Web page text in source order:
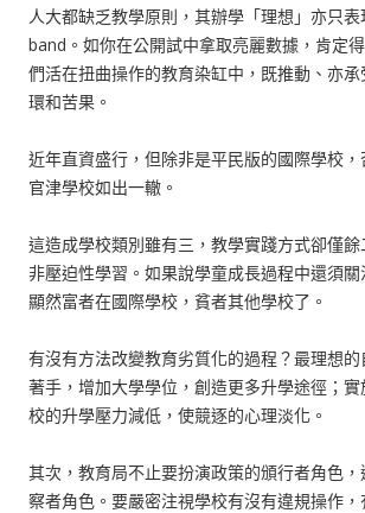
人大都缺乏教學原則，其辦學「理想」亦只
band。如你在公開試中拿取亮麗數據，肯定
們活在扭曲操作的教育染缸中，既推動、亦
環和苦果。
近年直資盛行，但除非是平民版的國際學校
官津學校如出一轍。
這造成學校類別雖有三，教學實踐方式卻僅
非壓迫性學習。如果說學童成長過程中還須關
顯然富者在國際學校，貧者其他學校了。
有沒有方法改變教育劣質化的過程？最理想
著手，增加大學學位，創造更多升學途徑；
校的升學壓力減低，使競逐的心理淡化。
其次，教育局不止要扮演政策的頒行者角色
察者角色。要嚴密注視學校有沒有違規操作